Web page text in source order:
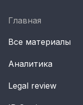
Главная
Все материалы
Аналитика
Legal review